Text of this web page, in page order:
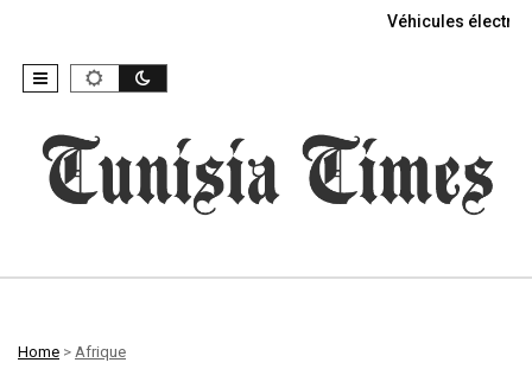
Véhicules
Home > Afrique